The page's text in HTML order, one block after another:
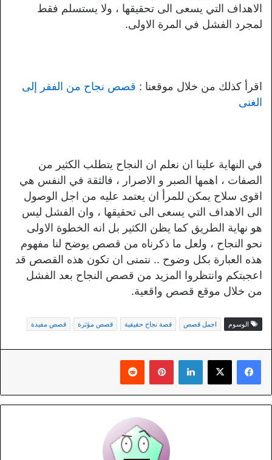
الاهداف التي يسعى الى تحقيقها ، ولا يستسلم فقط
لمجرد الفشل في المرة الاولى.
اقرأ كذلك من خلال موقعنا : قصص نجاح من الفقر إلى
الغنى
في النهاية علينا ان نعلم ان النجاح يتطلب الكثير من
الصفات ، اهمها الصبر و الاصرار ، فالثقة في النفس هي
اقوى سلاح يمكن للمرأ ان يعتمد عليه من اجل الوصول
الى الاهداف التي يسعى الى تحقيقها ، وان الفشل ليس
هو نهاية الطريق كما يظن الكثير بل انه الخطوة الاولى
نحو النجاح ، ولعل ما ذكرناه من قصص يوضح لنا مفهوم
هذه العبارة بكل وضوح .. نتمنى ان تكون هذه القصص قد
اعجبتكم وانتظروا المزيد من قصص النجاح بعد الفشل
من خلال موقع قصص واقعية.
الوسوم اجمل قصص قصة نجاح حقيقية قصص مؤثرة قصص مفيدة
لينكدإن بينتيريست